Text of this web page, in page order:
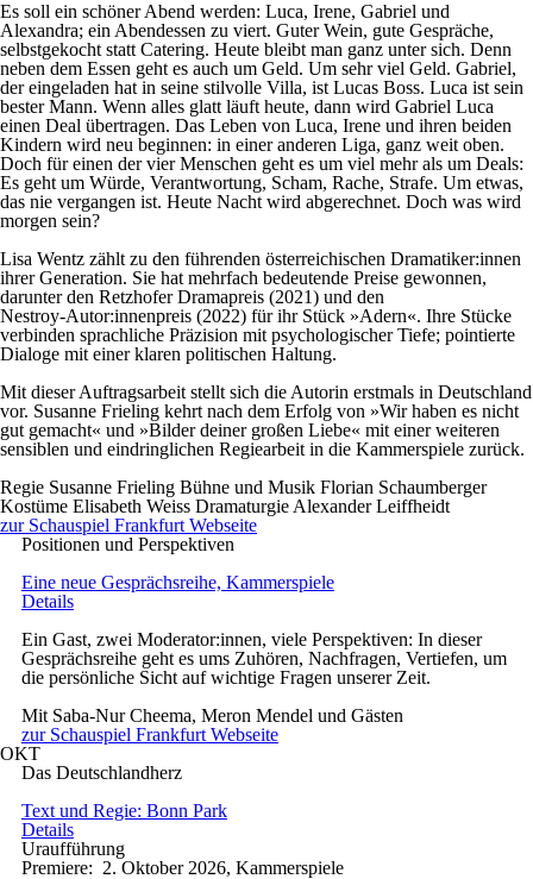
Es soll ein schöner Abend werden: Luca, Irene, Gabriel und
Alexandra; ein Abendessen zu viert. Guter Wein, gute Gespräche,
selbstgekocht statt Catering. Heute bleibt man ganz unter sich. Denn
neben dem Essen geht es auch um Geld. Um sehr viel Geld. Gabriel,
der eingeladen hat in seine stilvolle Villa, ist Lucas Boss. Luca ist sein
bester Mann. Wenn alles glatt läuft heute, dann wird Gabriel Luca
einen Deal übertragen. Das Leben von Luca, Irene und ihren beiden
Kindern wird neu beginnen: in einer anderen Liga, ganz weit oben.
Doch für einen der vier Menschen geht es um viel mehr als um Deals:
Es geht um Würde, Verantwortung, Scham, Rache, Strafe. Um etwas,
das nie vergangen ist. Heute Nacht wird abgerechnet. Doch was wird
morgen sein?
Lisa Wentz zählt zu den führenden österreichischen Dramatiker:innen
ihrer Generation. Sie hat mehrfach bedeutende Preise gewonnen,
darunter den Retzhofer Dramapreis (2021) und den
Nestroy‑Autor:innenpreis (2022) für ihr Stück »Adern«. Ihre Stücke
verbinden sprachliche Präzision mit psychologischer Tiefe; pointierte
Dialoge mit einer klaren politischen Haltung.
Mit dieser Auftragsarbeit stellt sich die Autorin erstmals in Deutschland
vor. Susanne Frieling kehrt nach dem Erfolg von »Wir haben es nicht
gut gemacht« und »Bilder deiner großen Liebe« mit einer weiteren
sensiblen und eindringlichen Regiearbeit in die Kammerspiele zurück.
Regie Susanne Frieling Bühne und Musik Florian Schaumberger
Kostüme Elisabeth Weiss Dramaturgie Alexander Leiffheidt
zur Schauspiel Frankfurt Webseite
Positionen und Perspektiven
Eine neue Gesprächsreihe, Kammerspiele
Details
Ein Gast, zwei Moderator:innen, viele Perspektiven: In dieser
Gesprächsreihe geht es ums Zuhören, Nachfragen, Vertiefen, um
die persönliche Sicht auf wichtige Fragen unserer Zeit.
Mit Saba-Nur Cheema, Meron Mendel und Gästen
zur Schauspiel Frankfurt Webseite
OKT
Das Deutschlandherz
Text und Regie: Bonn Park
Details
Uraufführung
Premiere: 2. Oktober 2026, Kammerspiele